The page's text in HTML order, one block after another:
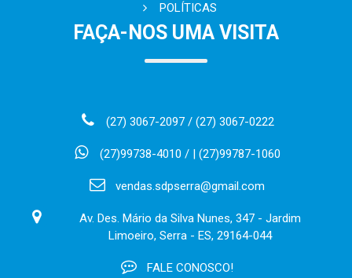
POLÍTICAS
FAÇA-NOS UMA VISITA
(27) 3067-2097 / (27) 3067-0222
(27)99738-4010 / | (27)99787-1060
vendas.sdpserra@gmail.com
Av. Des. Mário da Silva Nunes, 347 - Jardim
Limoeiro, Serra - ES, 29164-044
FALE CONOSCO!